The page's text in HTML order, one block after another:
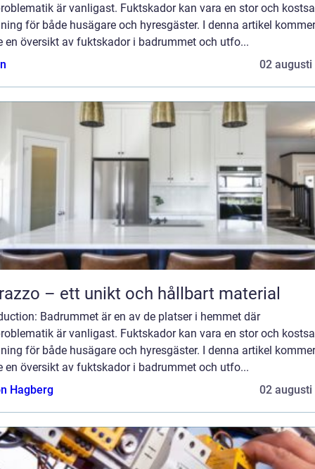
är vanligast. Fuktskador kan vara en stor och
för både husägare och hyresgäster. I denna artikel
en översikt av fuktskador i badrummet och utfo...
02 augusti
– ett unikt och hållbart material
Badrummet är en av de platser i hemmet där
är vanligast. Fuktskador kan vara en stor och
för både husägare och hyresgäster. I denna artikel
en översikt av fuktskador i badrummet och utfo...
Hagberg
02 augusti